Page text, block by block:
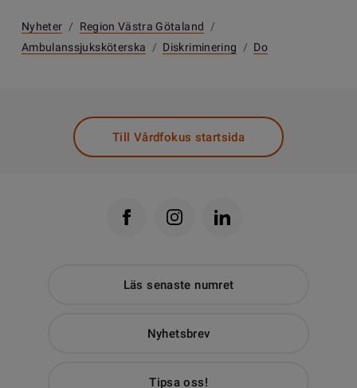
Nyheter / Region Västra Götaland
/
Ambulanssjuksköterska
/ Diskriminering / Do
Till Vårdfokus startsida
Läs senaste numret
Nyhetsbrev
Tipsa oss!